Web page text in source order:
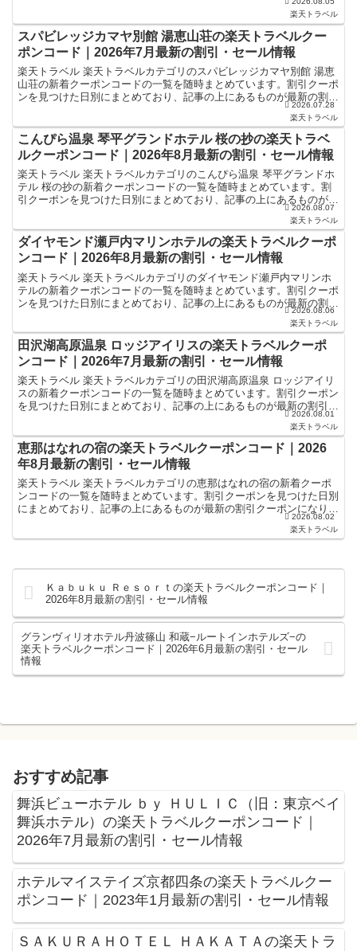
のが最新の割引クーポンになります。ホテル・旅館宿泊の...
楽天トラベル
スパビレッジカマヤ別館 湯恵山荘の楽天トラベルクー
ポンコード｜2026年7月最新の割引・セール情報
楽天トラベル 楽天トラベルカテゴリのスパビレッジカマヤ別館 湯恵
山荘の新着クーポンコードの一覧を随時まとめています。割引クーポ
ンを見つけた日別にまとめており、記事の上にあるものが最新の割引
クーポンになります。ホテル・旅館宿泊の予約などで使え...2026.07.28
楽天トラベル
こんぴら温泉 琴平グランドホテル 桜の抄の楽天トラベ
ルクーポンコード｜2026年8月最新の割引・セール情報
楽天トラベル 楽天トラベルカテゴリのこんぴら温泉 琴平グランドホ
テル 桜の抄の新着クーポンコードの一覧を随時まとめています。割
引クーポンを見つけた日別にまとめており、記事の上にあるものが最
新の割引クーポンになります。ホテル・旅館宿泊の予約な...2026.08.07
楽天トラベル
ダイヤモンド瀬戸内マリンホテルの楽天トラベルクーポ
ンコード｜2026年8月最新の割引・セール情報
楽天トラベル 楽天トラベルカテゴリのダイヤモンド瀬戸内マリンホ
テルの新着クーポンコードの一覧を随時まとめています。割引クーポ
ンを見つけた日別にまとめており、記事の上にあるものが最新の割引
クーポンになります。ホテル・旅館宿泊の予約などで使える...2026.08.06
楽天トラベル
田沢湖高原温泉 ロッジアイリスの楽天トラベルクーポ
ンコード｜2026年7月最新の割引・セール情報
楽天トラベル 楽天トラベルカテゴリの田沢湖高原温泉 ロッジアイリ
スの新着クーポンコードの一覧を随時まとめています。割引クーポン
を見つけた日別にまとめており、記事の上にあるものが最新の割引ク
ーポンになります。ホテル・旅館宿泊の予約などで使える...2026.08.01
楽天トラベル
恵那はなれの宿の楽天トラベルクーポンコード｜2026
年8月最新の割引・セール情報
楽天トラベル 楽天トラベルカテゴリの恵那はなれの宿の新着クーポ
ンコードの一覧を随時まとめています。割引クーポンを見つけた日別
にまとめており、記事の上にあるものが最新の割引クーポンになりま
す。ホテル・旅館宿泊の予約などで使えるクーポンやセール...2026.08.02
楽天トラベル
Ｋａｂｕｋｕ Ｒｅｓｏｒｔの楽天トラベルクーポンコード｜
2026年8月最新の割引・セール情報
グランヴィリオホテル丹波篠山 和蔵−ルートインホテルズ−の
楽天トラベルクーポンコード｜2026年6月最新の割引・セール
情報
おすすめ記事
舞浜ビューホテル ｂｙ ＨＵＬＩＣ（旧：東京ベイ
舞浜ホテル）の楽天トラベルクーポンコード｜
2026年7月最新の割引・セール情報
ホテルマイステイズ京都四条の楽天トラベルクー
ポンコード｜2023年1月最新の割引・セール情報
ＳＡＫＵＲＡＨＯＴＥＬ ＨＡＫＡＴＡの楽天トラ